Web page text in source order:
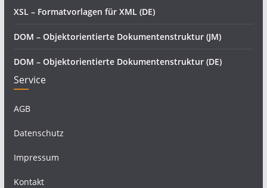
XSL – Formatvorlagen für XML (DE)
DOM – Objektorientierte Dokumentenstruktur (JM)
DOM – Objektorientierte Dokumentenstruktur (DE)
Service
AGB
Datenschutz
Impressum
Kontakt